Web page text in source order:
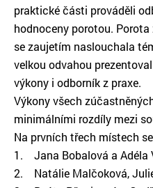
praktické části prováděli
hodnoceny porotou.
se zaujetím naslouchala
velkou odvahou
výkony i odborník z praxe.
Výkony všech
minimálními rozdíly mezi
Na prvních třech místech
1. Jana Bobalová a Adéla
2. Natálie Malčoková,